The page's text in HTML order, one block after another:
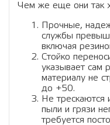
Чем же еще они так
Прочные,
службы
включая
Стойко
указывает сам
материалу не
до +50.
Не трескаются
пыли и грязи
требуется